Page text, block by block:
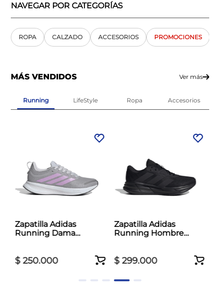
NAVEGAR POR CATEGORÍAS
ROPA CALZADO ACCESORIOS PROMOCIONES
MÁS VENDIDOS Ver más
Running LifeStyle Ropa Accesorios
Zapatilla Adidas
Running Dama
$ 250.000
Zapatilla Adidas
Running Hombre
$ 299.000